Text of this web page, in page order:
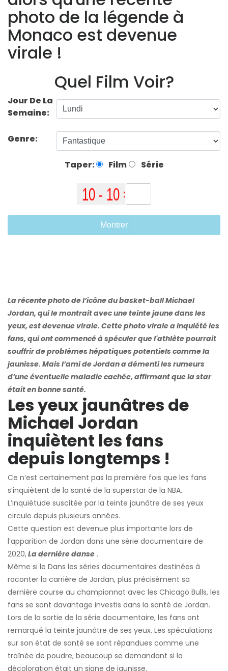
photo de la légende à
Monaco est devenue
virale !
Quel Film Voir?
Jour De La
Semaine:
Genre:
Taper: Film Série
Montrer
La récente photo de l’icône du basket-ball Michael
Jordan, qui le montrait avec une teinte jaune dans les
yeux, est devenue virale. Cette photo virale a inquiété les
fans, qui ont commencé à spéculer que l'athlète pourrait
souffrir de problèmes hépatiques potentiels comme la
jaunisse. Mais l’ami de Jordan a démenti les rumeurs
d’une éventuelle maladie cachée, affirmant que la star
était en bonne santé.
Les yeux jaunâtres de
Michael Jordan
inquiètent les fans
depuis longtemps !
Ce n’est certainement pas la première fois que les fans
s’inquiètent de la santé de la superstar de la NBA.
L’inquiétude suscitée par la teinte jaunâtre de ses yeux
circule depuis plusieurs années.
Cette question est devenue plus importante lors de
l’apparition de Jordan dans une série documentaire de
2020,La dernière danse .
Même si le Dans les séries documentaires destinées à
raconter la carrière de Jordan, plus précisément sa
dernière course au championnat avec les Chicago Bulls, les
fans se sont davantage investis dans la santé de Jordan.
Lors de la sortie de la série documentaire, les fans ont
remarqué la teinte jaunâtre de ses yeux. Les spéculations
sur son état de santé se sont répandues comme une
traînée de poudre, beaucoup se demandant si la
décoloration était un signe de jaunisse.